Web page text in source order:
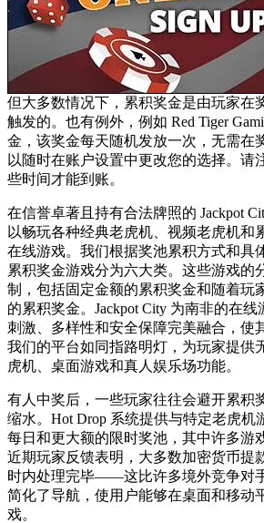
但大多数情况下，累积奖金是由玩家在
触发的。也有例外，例如 Red Tiger
金，该奖金每天随机发放一次，无需在
以随时在账户设置中更改您的选择。请
些时间才能到账。
在信誉卓著且持有合法牌照的 Jackpot
以畅玩各种经典老虎机、视频老虎机和
在线游戏。我们根据奖池累积方式和具
累积奖金游戏分为六大类。这些游戏的
制，包括固定金额的累积奖金和随着玩
的累积奖金。Jackpot City 为南非的在
刺激、多样性和安全保障完美融合，使
我们的平台如同指路明灯，为玩家提供
虎机、桌面游戏和真人娱乐场功能。
有人中奖后，一些玩家往往会避开累积
缩水。Hot Drop 系统提供与特定老虎机
每日和更大额的限时奖池，其中许多游
近期玩家反馈表明，大多数加密货币提
时内处理完毕——这比许多境外竞争对
简化了导航，使用户能够在桌面和移动
戏。